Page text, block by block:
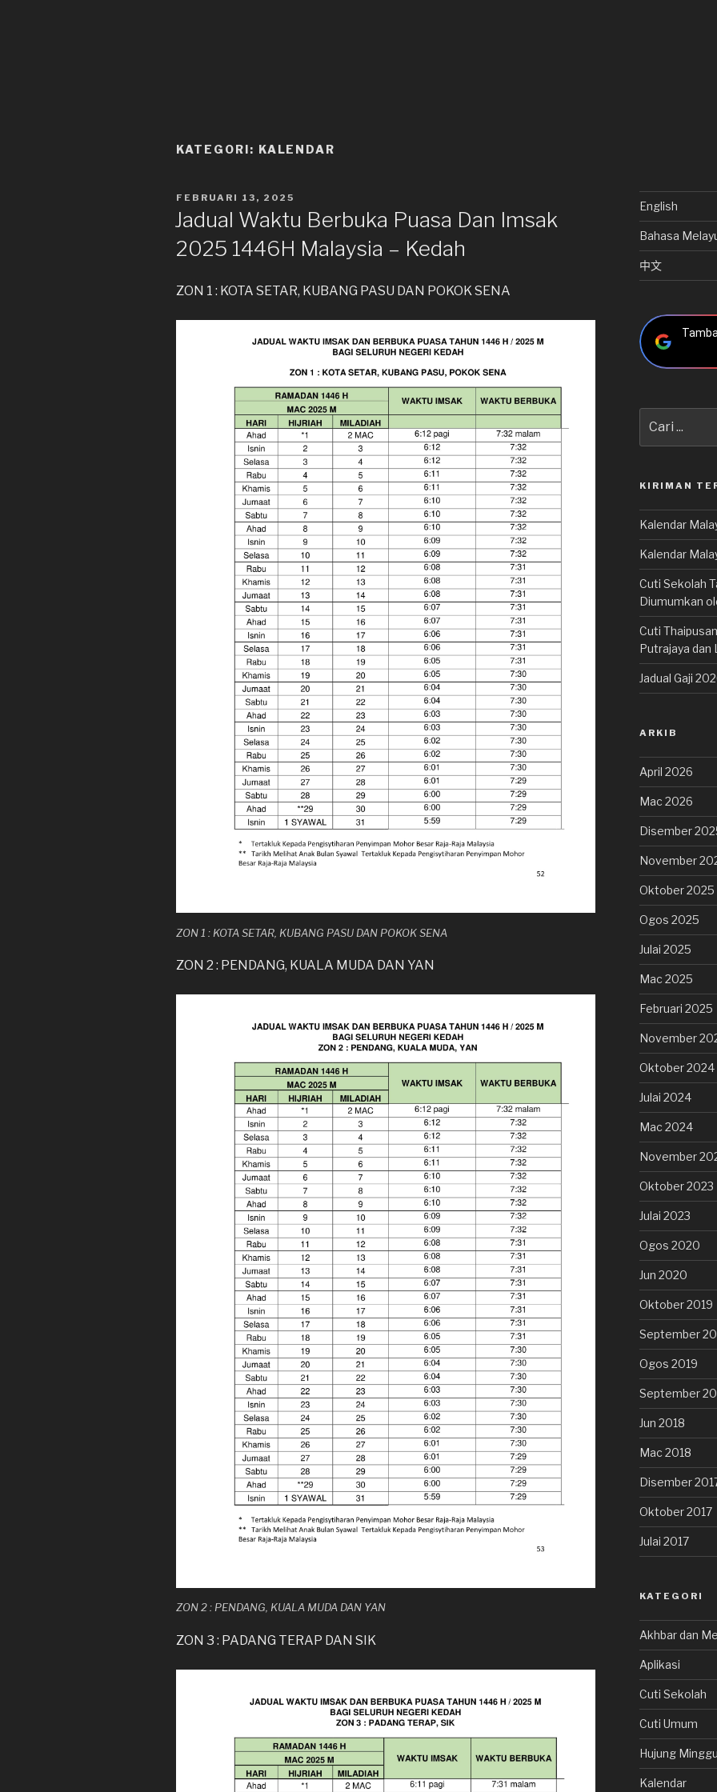
KATEGORI: KALENDAR
DIKIRIM
FEBRUARI 13, 2025
Jadual Waktu Berbuka Puasa Dan Imsak
2025 1446H Malaysia – Kedah
ZON 1 : KOTA SETAR, KUBANG PASU DAN POKOK SENA
ZON 1 : KOTA SETAR, KUBANG PASU DAN POKOK SENA
ZON 2 : PENDANG, KUALA MUDA DAN YAN
ZON 2 : PENDANG, KUALA MUDA DAN YAN
ZON 3 : PADANG TERAP DAN SIK
English
Bahasa
中文
untuk:
KIRIMAN
Kalendar
Kalendar
Cuti Sekolah
Diumumkan
Cuti
Putrajaya dan
Jadual Gaji
ARKIB
April 2026
Mac 2026
Disember
November
Oktober 2025
Ogos 2025
Julai 2025
Mac 2025
Februari 2025
November
Oktober 2024
Julai 2024
Mac 2024
November
Oktober 2023
Julai 2023
Ogos 2020
Jun 2020
Oktober 2019
September
Ogos 2019
September
Jun 2018
Mac 2018
Disember
Oktober 2017
Julai 2017
KATEGORI
Akhbar dan
Aplikasi
Cuti Sekolah
Cuti Umum
Hujung
Kalendar